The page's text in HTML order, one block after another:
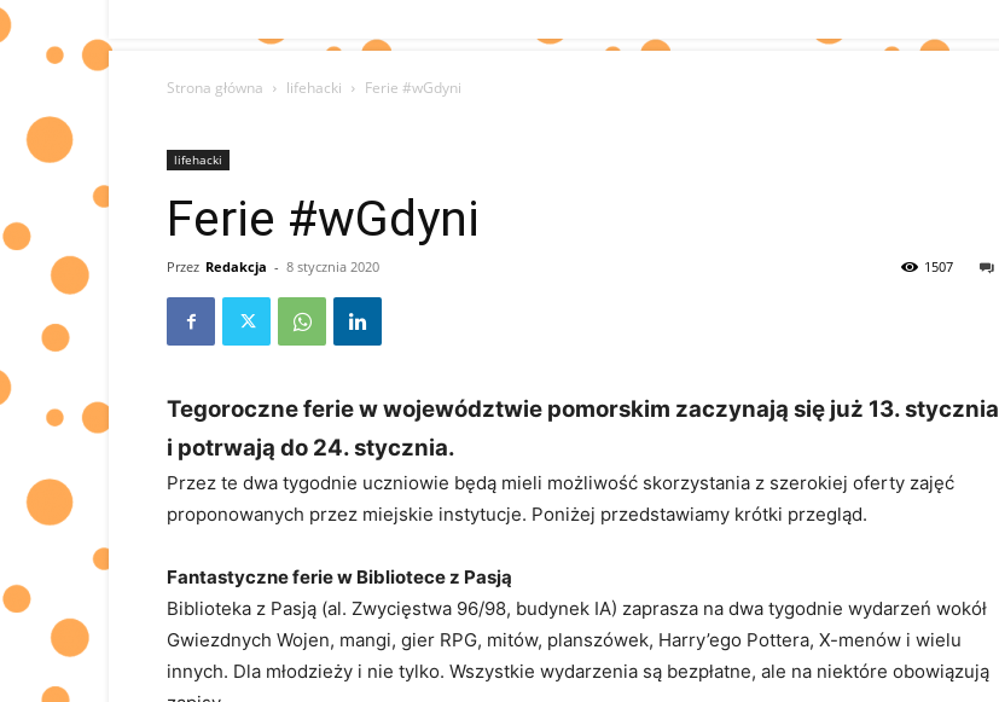
Strona główna lifehacki Ferie #wGdyni
lifehacki
Ferie #wGdyni
Przez Redakcja - 8 stycznia 2020 1507
Tegoroczne ferie w województwie pomorskim zaczynają się już 13. stycznia
i potrwają do 24. stycznia.
Przez te dwa tygodnie uczniowie będą mieli możliwość skorzystania z szerokiej oferty zajęć
proponowanych przez miejskie instytucje. Poniżej przedstawiamy krótki przegląd.
​​Fantastyczne ferie w Bibliotece z Pasją
Biblioteka z Pasją (al. Zwycięstwa 96/98, budynek IA) zaprasza na dwa tygodnie wydarzeń wokół
Gwiezdnych Wojen, mangi, gier RPG, mitów, planszówek, Harry’ego Pottera, X-menów i wielu
innych. Dla młodzieży i nie tylko. Wszystkie wydarzenia są bezpłatne, ale na niektóre obowiązują